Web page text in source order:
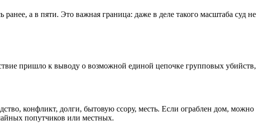
а в пяти. Это важная граница: даже в деле такого масштаба суд не
пришло к выводу о возможной единой цепочке групповых убийств,
конфликт, долги, бытовую ссору, месть. Если ограблен дом, можно
попутчиков или местных.